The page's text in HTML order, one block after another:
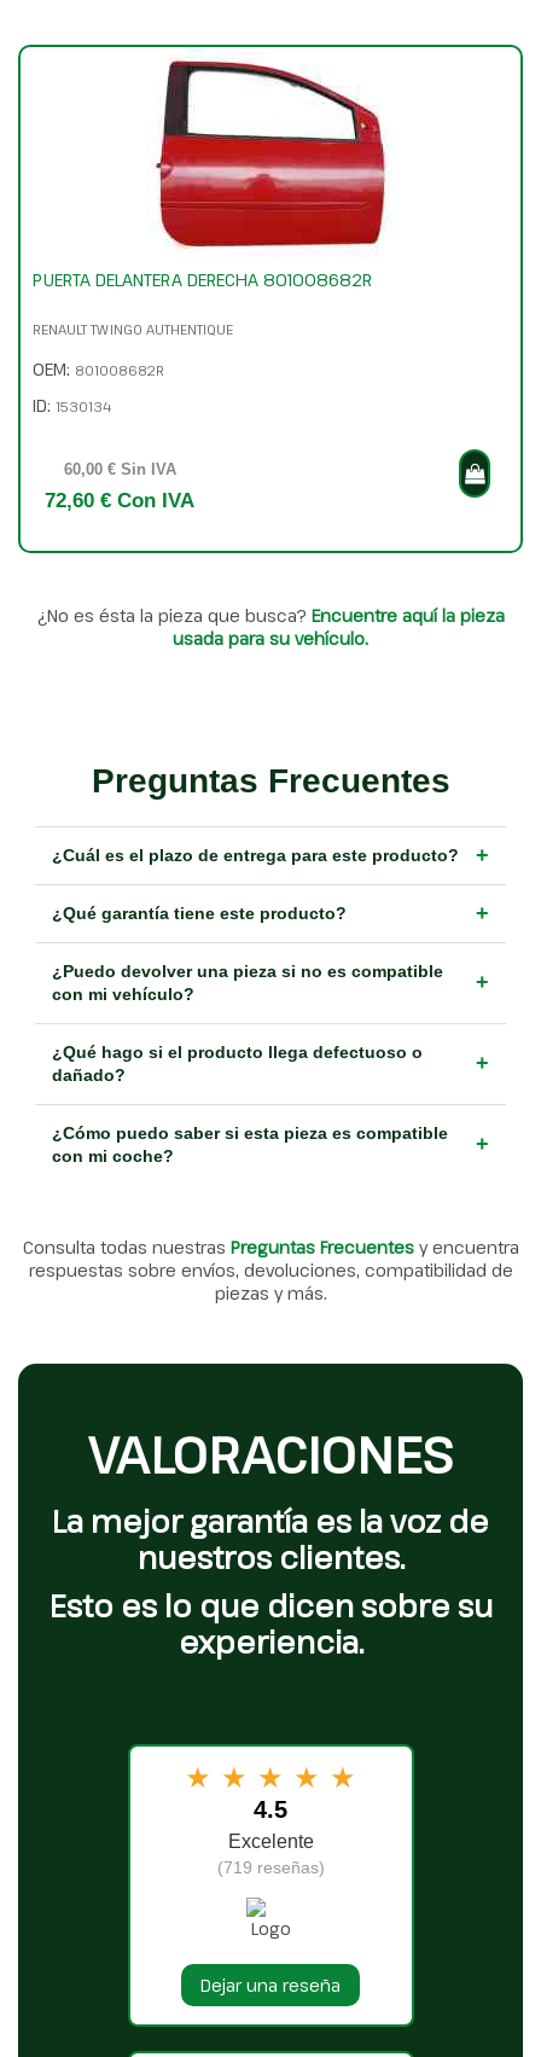
PUERTA DELANTERA DERECHA 801008682R
RENAULT TWINGO AUTHENTIQUE
OEM: 801008682R
ID: 1530134
60,00 € Sin IVA
72,60 € Con IVA
¿No es ésta la pieza que busca? Encuentre aquí la pieza
usada para su vehículo.
Preguntas Frecuentes
¿Cuál es el plazo de entrega para este producto? +
¿Qué garantía tiene este producto? +
¿Puedo devolver una pieza si no es compatible
con mi vehículo?
+
¿Qué hago si el producto llega defectuoso o
dañado?
+
¿Cómo puedo saber si esta pieza es compatible
con mi coche?
+
Consulta todas nuestras Preguntas Frecuentes y encuentra
respuestas sobre envíos, devoluciones, compatibilidad de
piezas y más.
VALORACIONES
La mejor garantía es la voz de
nuestros clientes.
Esto es lo que dicen sobre su
experiencia.
★ ★ ★ ★ ★
4.5
Excelente
(719 reseñas)
Dejar una reseña